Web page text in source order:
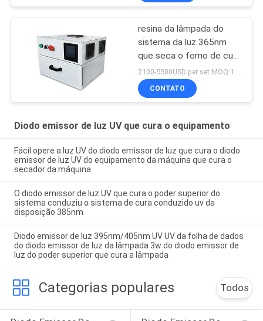
resina da lâmpada do
sistema da luz 365nm
que seca o forno de cura
conduzido uv da caixa
405nm
2100-5500USD per set MOQ:1 grupo
CONTATO
Diodo emissor de luz UV que cura o equipamento
Fácil opere a luz UV do diodo emissor de luz que cura o diodo
emissor de luz UV do equipamento da máquina que cura o
secador da máquina
O diodo emissor de luz UV que cura o poder superior do
sistema conduziu o sistema de cura conduzido uv da
disposição 385nm
Diodo emissor de luz 395nm/405nm UV UV da folha de dados
do diodo emissor de luz da lâmpada 3w do diodo emissor de
luz do poder superior que cura a lâmpada
Categorias populares Todos